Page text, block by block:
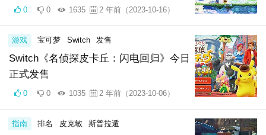
0 0 1635 2 年前（2023-10-16）
Switch《名侦探皮卡丘：闪电回归》今日
正式发售
游戏 宝可梦 Switch 发售
0 0 1035 2 年前（2023-10-06）
指南 排名 皮克敏 斯普拉遁